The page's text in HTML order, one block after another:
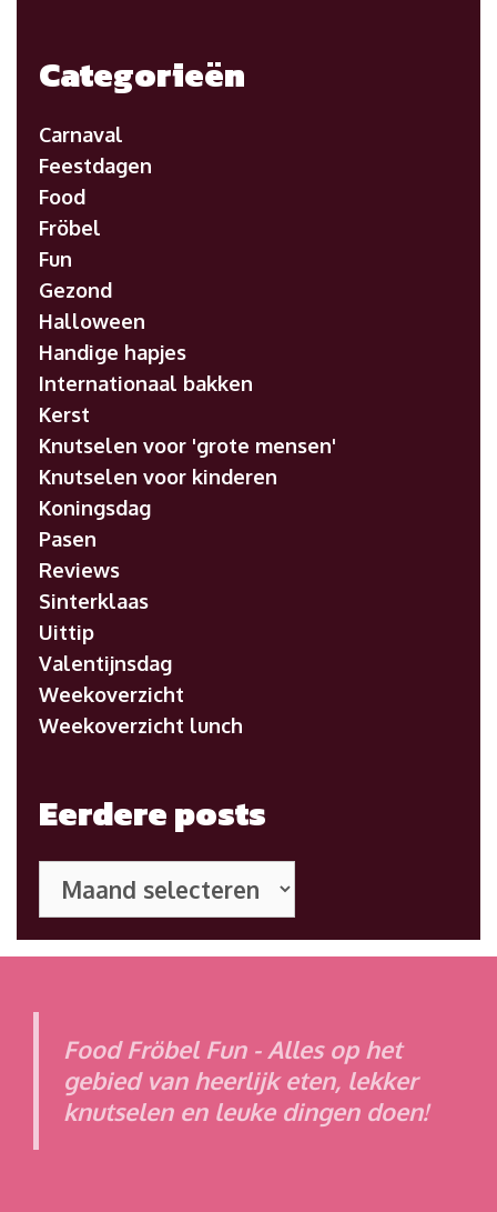
Categorieën
Carnaval
Feestdagen
Food
Fröbel
Fun
Gezond
Halloween
Handige hapjes
Internationaal bakken
Kerst
Knutselen voor 'grote mensen'
Knutselen voor kinderen
Koningsdag
Pasen
Reviews
Sinterklaas
Uittip
Valentijnsdag
Weekoverzicht
Weekoverzicht lunch
Eerdere posts
posts
Food Fröbel Fun - Alles op het
gebied van heerlijk eten, lekker
knutselen en leuke dingen doen!